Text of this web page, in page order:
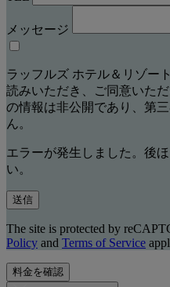
メッセージ
ラッフルズ ホテル＆リゾー
読みいただき、ご同意いた
の情報は非公開であり、第
ん。
エラーが発生しました。後
い。
送信
The site is protected by
Policy and Terms of Service
料金を確認